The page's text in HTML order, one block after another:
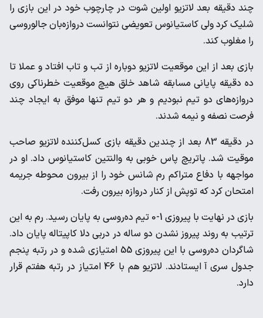
چند دقیقه بعد لاتزیو اولین شوت در چارچوب خود در این بازی را
‌شلیک کرد ولی کاستیانوس تعویضی نتوانست دروازه‌بان جالوروسی
را ‌مغلوب کند. ‌
بازی بعد از این موقعیت لاتزیو دوباره از تب و تاب افتاد و عملا تا
ده ‌دقیقه پایانی مسابقه شاهد خلق هیچ موقعیت خطرناکی روی
‌دروازه‌های دو تیم نبودیم و هر دو تیم تنها موفق به ایجاد چند
‌فرصت نصفه و نیمه شدند. ‌
در دقیقه 83 بعد از چندین دقیقه بازی کسل‌کننده لاتزیو صاحب
‌موقیت شد. پاتریچ پاس خوبی به والنتین کاستیانوس داد. او در
‌مواجهه با دفاع متراکم رم شانس خود را از بیرون محوطه جریمه
‌امتحان کرد که توپش از کنار دروازه بیرون رفت. ‌
بازی در نهایت با پیروزی 1-0 تیم ده‌روسی به پایان رسید. رم به این
‌ترتیب به روند پیروز نشدن دو ساله در دربی دلا کاپیتاله پایان داد.
‌شاگردان ده‌روسی با این پیروزی 55 امتیازی شده و در رتبه پنجم
‌جدول سری آ ایستادند. لاتزیو هم با 46 امتیاز در رتبه هفتم قرار
‌دارد. ‌